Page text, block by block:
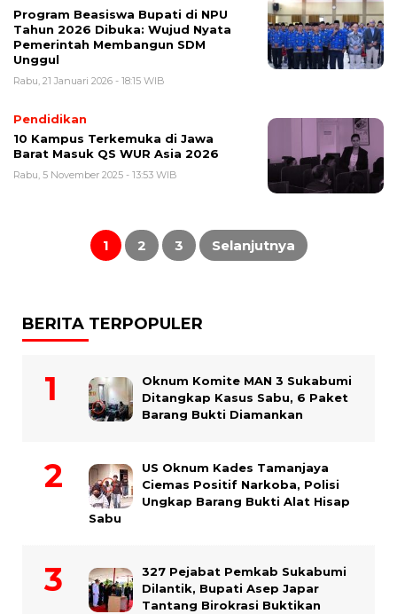
Program Beasiswa Bupati di NPU
Tahun 2026 Dibuka: Wujud Nyata
Pemerintah Membangun SDM
Unggul
Rabu, 21 Januari 2026 - 18:15 WIB
Pendidikan
10 Kampus Terkemuka di Jawa
Barat Masuk QS WUR Asia 2026
Rabu, 5 November 2025 - 13:53 WIB
Paginasi
1 2 3 Selanjutnya
BERITA TERPOPULER
Oknum Komite MAN 3 Sukabumi
Ditangkap Kasus Sabu, 6 Paket
Barang Bukti Diamankan
US Oknum Kades Tamanjaya
Ciemas Positif Narkoba, Polisi
Ungkap Barang Bukti Alat Hisap
Sabu
327 Pejabat Pemkab Sukabumi
Dilantik, Bupati Asep Japar
Tantang Birokrasi Buktikan